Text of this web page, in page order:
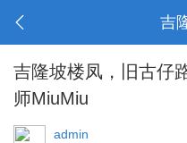
吉
吉隆坡楼凤，旧古仔
师MiuMiu
admin